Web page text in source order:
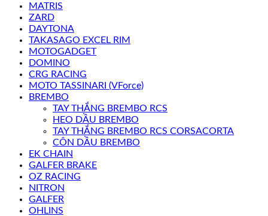
MATRIS
ZARD
DAYTONA
TAKASAGO EXCEL RIM
MOTOGADGET
DOMINO
CRG RACING
MOTO TASSINARI (VForce)
BREMBO
TAY THẮNG BREMBO RCS
HEO DẦU BREMBO
TAY THẮNG BREMBO RCS CORSACORTA
CÔN DẦU BREMBO
EK CHAIN
GALFER BRAKE
OZ RACING
NITRON
GALFER
OHLINS